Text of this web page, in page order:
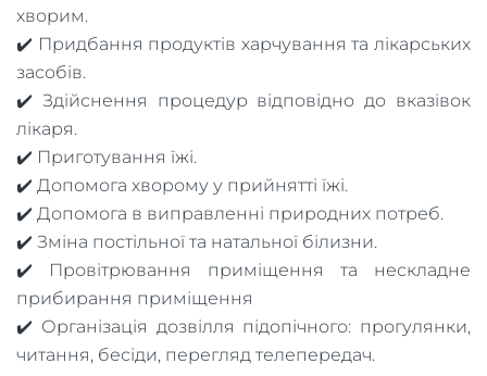
хворим.
✔️ Придбання продуктів харчування та лікарських
засобів.
✔️ Здійснення процедур відповідно до вказівок
лікаря.
✔️ Приготування їжі.
✔️ Допомога хворому у прийнятті їжі.
✔️ Допомога в виправленні природних потреб.
✔️ Зміна постільної та натальної білизни.
✔️ Провітрювання приміщення та нескладне
прибирання приміщення
✔️ Організація дозвілля підопічного: прогулянки,
читання, бесіди, перегляд телепередач.